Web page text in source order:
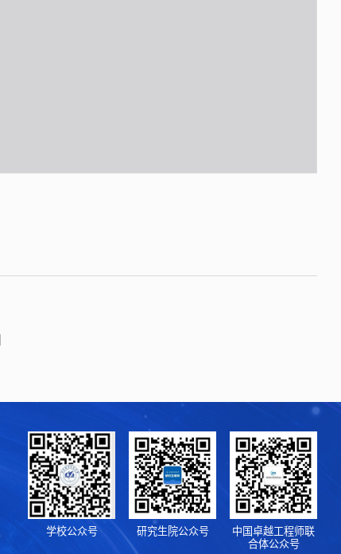
学校公众号 研究生院公众号
中国卓越工程师联
合体公众号